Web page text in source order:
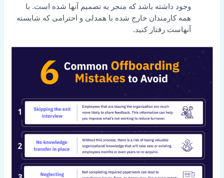
وجود داشته باشد که منجر به تصمیم آنها شده است. با
همه کارمندان خارج شده با همدلی و احترامی که شایسته
آنهاست رفتار کنید.